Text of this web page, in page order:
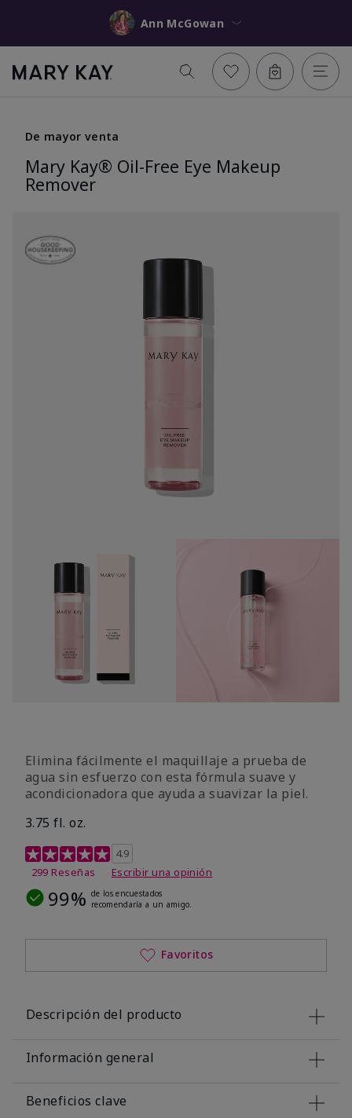
Ann McGowan
De mayor venta
Mary Kay® Oil-Free Eye Makeup
Remover
Elimina fácilmente el maquillaje a prueba de
agua sin esfuerzo con esta fórmula suave y
acondicionadora que ayuda a suavizar la piel.
3.75 fl. oz.
Calificación de clientes de 4,8 de 5
4.9
299 Reseñas
Escribir una opinión
99% de los encuestados
recomendaría a un amigo.
Favoritos
Descripción del producto
Información general
Beneficios clave